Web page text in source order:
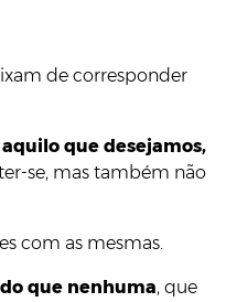
de corresponder
que desejamos,
se, mas também não
com as mesmas.
que nenhuma, que